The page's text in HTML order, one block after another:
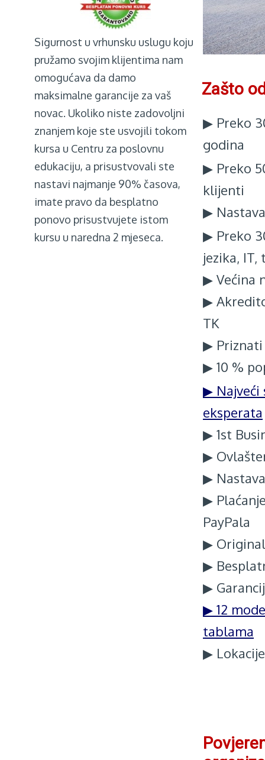
Sigurnost u vrhunsku uslugu koju
pružamo svojim klijentima nam
omogućava da damo
maksimalne garancije za vaš
novac. Ukoliko niste zadovoljni
znanjem koje ste usvojili tokom
kursa u Centru za poslovnu
edukaciju, a prisustvovali ste
nastavi najmanje 90% časova,
imate pravo da besplatno
ponovo prisustvujete istom
kursu u naredna 2 mjeseca.
Zašto
▶ Preko
godina
▶ Preko
klijenti
▶
▶ Preko
jezika,
▶ Većina
▶
TK
▶
▶ 10 %
▶ Najveći
eksperata
▶ 1st
▶
▶
▶
PayPala
▶
▶
▶
▶ 12
tablama
▶